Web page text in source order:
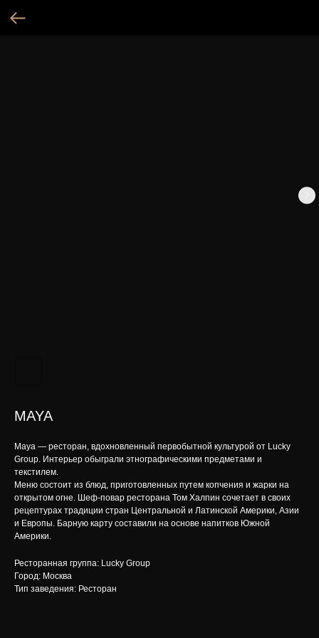
MAYA
Maya — ресторан, вдохновленный первобытной культурой от Lucky
Group. Интерьер обыграли этнографическими предметами и
текстилем.
Меню состоит из блюд, приготовленных путем копчения и жарки на
открытом огне. Шеф-повар ресторана Том Халпин сочетает в своих
рецептурах традиции стран Центральной и Латинской Америки, Азии
и Европы. Барную карту составили на основе напитков Южной
Америки.
Ресторанная группа: Lucky Group
Город: Москва
Тип заведения: Ресторан